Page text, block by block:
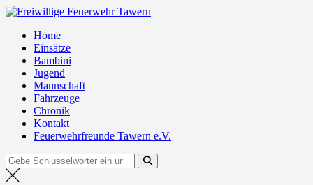
Zum
springenHome
Einsätze
Bambini
Jugend
Mannschaft
Fahrzeuge
Chronik
Kontakt
Feuerwehrfreunde Tawern e.V.
Suchen
nach: